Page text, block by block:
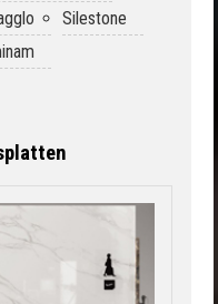
Silestone